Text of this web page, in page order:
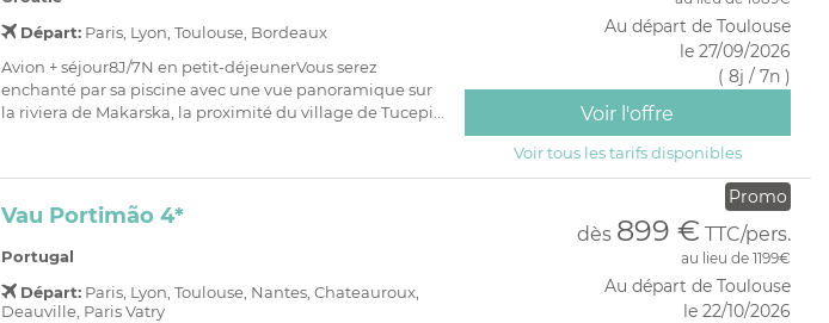
Départ:Paris, Lyon, Toulouse, Bordeaux
Avion + séjour8J/7N en petit-déjeunerVous serez
enchanté par sa piscine avec une vue panoramique sur
la riviera de Makarska, la proximité du village de Tucepi...
Au départ de Toulouse
le 27/09/2026
( 8j / 7n )
Voir l'offre
Voir tous les tarifs disponibles
Vau Portimão 4*
Portugal
Départ:Paris, Lyon, Toulouse, Nantes, Chateauroux,
Deauville, Paris Vatry
Promo
dès 899 € TTC/pers.
au lieu de 1199€
Au départ de Toulouse
le 22/10/2026